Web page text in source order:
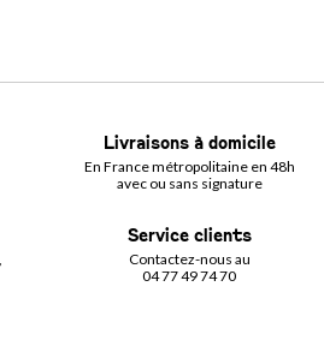
Livraisons à domicile
En France métropolitaine en 48h
avec ou sans signature
Service clients
Contactez-nous au
04 77 49 74 70